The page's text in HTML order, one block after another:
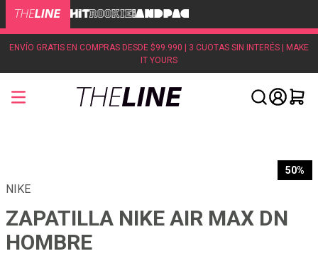
ENVÍO GRATIS EN COMPRAS DESDE $99.990 | 3 CUOTAS SIN INTERÉS | MAKE
IT YOURS
50%
NIKE
ZAPATILLA NIKE AIR MAX DN
HOMBRE